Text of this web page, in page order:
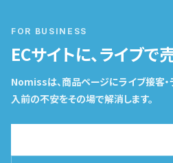
FOR BUSINESS
ECサイトに、ライブで
Nomissは、商品ページにライブ接客
入前の不安をその場で解消します。